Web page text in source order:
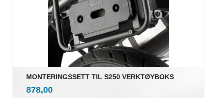
MONTERINGSSETT TIL S250 VERKTØYBOKS
Pris
878,00mva.